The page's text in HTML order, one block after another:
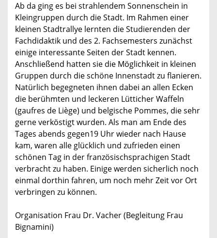
Ab da ging es bei strahlendem Sonnenschein in
Kleingruppen durch die Stadt. Im Rahmen einer
kleinen Stadtrallye lernten die Studierenden der
Fachdidaktik und des 2. Fachsemesters zunächst
einige interessante Seiten der Stadt kennen.
Anschließend hatten sie die Möglichkeit in kleinen
Gruppen durch die schöne Innenstadt zu flanieren.
Natürlich begegneten ihnen dabei an allen Ecken
die berühmten und leckeren Lütticher Waffeln
(gaufres de Liège) und belgische Pommes, die sehr
gerne verköstigt wurden. Als man am Ende des
Tages abends gegen19 Uhr wieder nach Hause
kam, waren alle glücklich und zufrieden einen
schönen Tag in der französischsprachigen Stadt
verbracht zu haben. Einige werden sicherlich noch
einmal dorthin fahren, um noch mehr Zeit vor Ort
verbringen zu können.
Organisation Frau Dr. Vacher (Begleitung Frau
Bignamini)